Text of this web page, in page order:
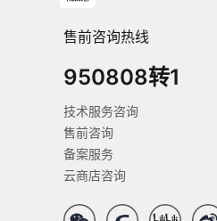
售前咨询热线
950808转1
技术服务咨询
售前咨询
备案服务
云商店咨询